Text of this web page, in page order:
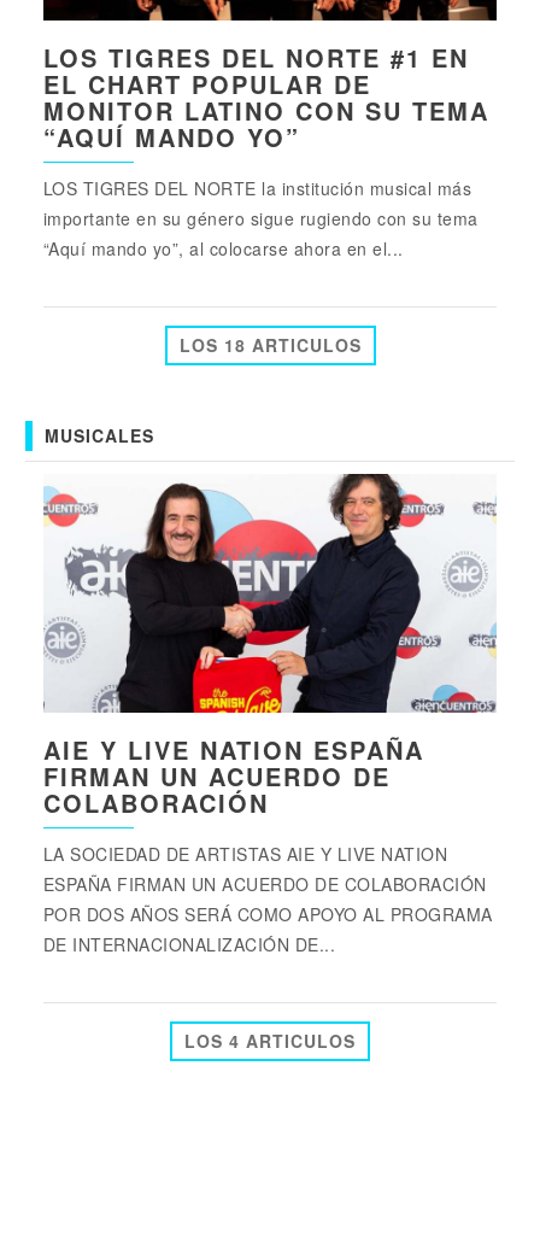
LOS TIGRES DEL NORTE #1 EN
EL CHART POPULAR DE
MONITOR LATINO CON SU TEMA
“AQUÍ MANDO YO”
LOS TIGRES DEL NORTE la institución musical más
importante en su género sigue rugiendo con su tema
“Aquí mando yo”, al colocarse ahora en el...
LOS 18 ARTICULOS
MUSICALES
AIE Y LIVE NATION ESPAÑA
FIRMAN UN ACUERDO DE
COLABORACIÓN
LA SOCIEDAD DE ARTISTAS AIE Y LIVE NATION
ESPAÑA FIRMAN UN ACUERDO DE COLABORACIÓN
POR DOS AÑOS SERÁ COMO APOYO AL PROGRAMA
DE INTERNACIONALIZACIÓN DE...
LOS 4 ARTICULOS